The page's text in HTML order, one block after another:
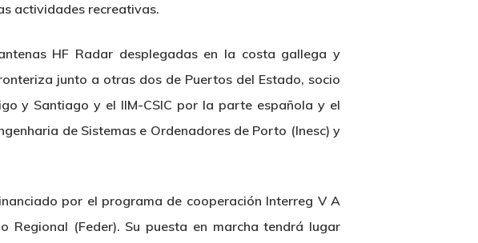
actividades recreativas.
HF Radar desplegadas en la costa gallega y
junto a otras dos de Puertos del Estado, socio
y Santiago y el IIM-CSIC por la parte española y el
de Sistemas e Ordenadores de Porto (Inesc) y
por el programa de cooperación Interreg V A
Regional (Feder). Su puesta en marcha tendrá lugar